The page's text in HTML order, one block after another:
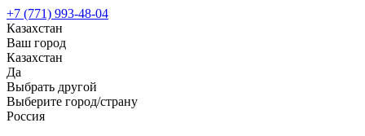
+7 (771) 993-48-04
Казахстан
Ваш город
Казахстан
Да
Выбрать другой
Выберите город/страну
Россия